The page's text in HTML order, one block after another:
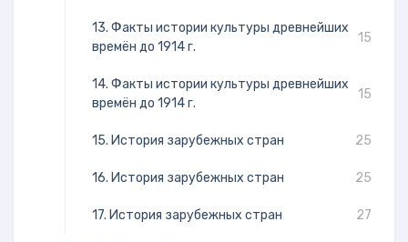
13. Факты истории культуры древнейших
времён до 1914 г.
15
14. Факты истории культуры древнейших
времён до 1914 г.
15
15. История зарубежных стран 25
16. История зарубежных стран 25
17. История зарубежных стран 27